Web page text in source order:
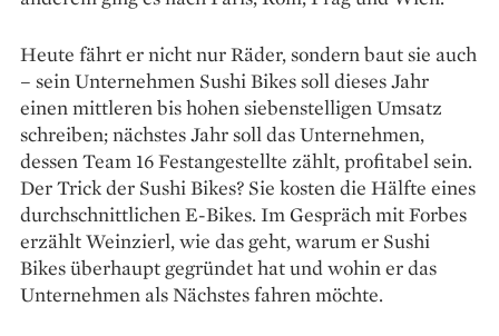
Heute fährt er nicht nur ­Räder, sondern baut sie auch
– sein Unter­nehmen Sushi Bikes soll ­dieses Jahr
einen mittleren bis hohen ­siebenstelligen Umsatz
schreiben; nächstes Jahr soll das ­Unternehmen,
dessen Team 16 Festangestellte zählt, profitabel sein.
Der Trick der Sushi Bikes? Sie kosten die Hälfte ­eines
durchschnittlichen E-Bikes. Im Gespräch mit Forbes
erzählt Weinzierl, wie das geht, warum er Sushi
Bikes überhaupt gegründet hat und wohin er das
Unternehmen als Nächstes fahren möchte.